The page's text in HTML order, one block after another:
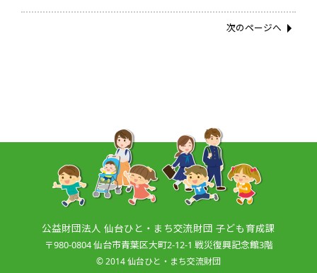
次のページへ
公益財団法人 仙台ひと・まち交流財団 子ども育成課
〒980-0804仙台市青葉区大町2-12-1 戦災復興記念館3階
© 2014 仙台ひと・まち交流財団